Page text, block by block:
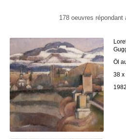
178 oeuvres répondant
Öl
38 x
1982